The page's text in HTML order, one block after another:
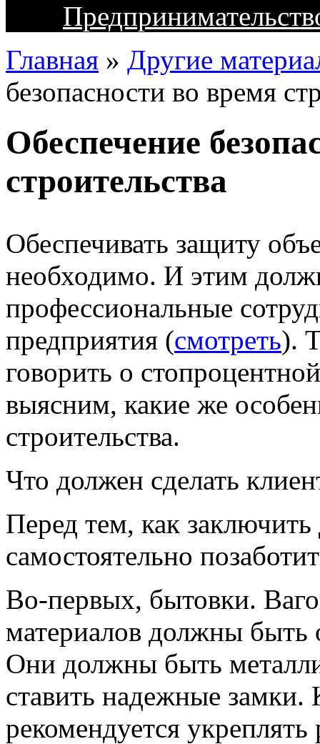
Главная » Другие
безопасности во время
Обеспечение
строительства
Обеспечивать защиту
необходимо. И этим
профессиональные
предприятия (смотреть).
говорить о
выясним, какие же
строительства.
Что должен сделать
Перед тем, как
самостоятельно
Во-первых, бытовки.
материалов должны
Они должны быть
ставить надежные замки.
рекомендуется